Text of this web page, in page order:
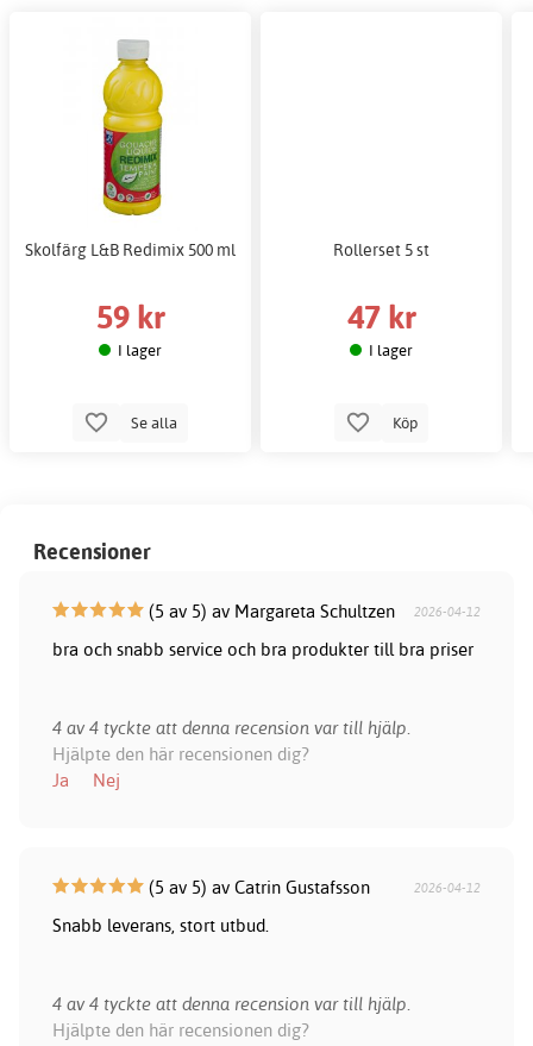
Skolfärg L&B Redimix 500 ml
59 kr
I lager
Se alla
Rollerset 5 st
47 kr
I lager
Köp
Recensioner
(5 av 5) av Margareta Schultzen 2026-04-12
bra och snabb service och bra produkter till bra priser
4 av 4 tyckte att denna recension var till hjälp.
Hjälpte den här recensionen dig?
Ja
Nej
(5 av 5) av Catrin Gustafsson 2026-04-12
Snabb leverans, stort utbud.
4 av 4 tyckte att denna recension var till hjälp.
Hjälpte den här recensionen dig?